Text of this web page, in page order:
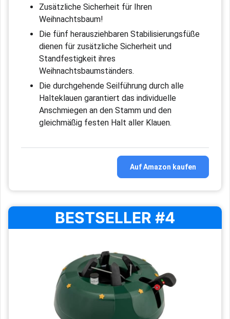
Zusätzliche Sicherheit für Ihren
Weihnachtsbaum!
Die fünf herausziehbaren Stabilisierungsfüße
dienen für zusätzliche Sicherheit und
Standfestigkeit ihres
Weihnachtsbaumständers.
Die durchgehende Seilführung durch alle
Halteklauen garantiert das individuelle
Anschmiegen an den Stamm und den
gleichmäßig festen Halt aller Klauen.
Auf Amazon kaufen
BESTSELLER #4